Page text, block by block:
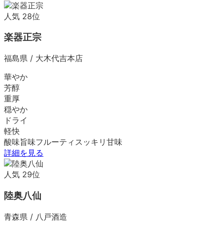
人気 28位
楽器正宗
福島県 / 大木代吉本店
華やか
芳醇
重厚
穏やか
ドライ
軽快
酸味旨味フルーティ スッキリ 甘味
詳細を見る
人気 29位
陸奥八仙
青森県 / 八戸酒造